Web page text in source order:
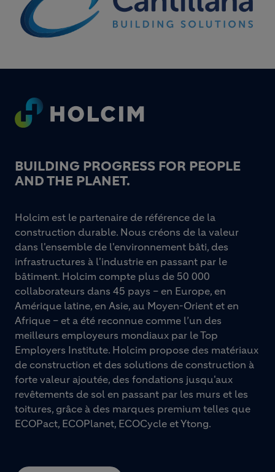
Footer
BUILDING PROGRESS FOR PEOPLE
AND THE PLANET.
Holcim est le partenaire de référence de la
construction durable. Nous créons de la valeur
dans l'ensemble de l'environnement bâti, des
infrastructures à l'industrie en passant par le
bâtiment. Holcim compte plus de 50 000
collaborateurs dans 45 pays – en Europe, en
Amérique latine, en Asie, au Moyen-Orient et en
Afrique – et a été reconnue comme l’un des
meilleurs employeurs mondiaux par le Top
Employers Institute. Holcim propose des matériaux
de construction et des solutions de construction à
forte valeur ajoutée, des fondations jusqu'aux
revêtements de sol en passant par les murs et les
toitures, grâce à des marques premium telles que
ECOPact, ECOPlanet, ECOCycle et Ytong.